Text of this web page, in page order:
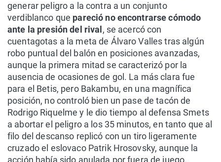
generar peligro a la contra a un conjunto
verdiblanco que pareció no encontrarse cómodo
ante la presión del rival , se acercó con
cuentagotas a la meta de Álvaro Valles tras algún
robo puntual del balón en posiciones avanzadas,
aunque la primera mitad se caracterizó por la
ausencia de ocasiones de gol. La más clara fue
para el Betis, pero Bakambu, en una magnífica
posición, no controló bien un pase de tacón de
Rodrigo Riquelme y le dio tiempo al defensa Smets
a abortar el peligro a los 35 minutos, en tanto que al
filo del descanso replicó con un tiro ligeramente
cruzado el eslovaco Patrik Hrosovsky, aunque la
acción había sido anulada por fuera de juego.